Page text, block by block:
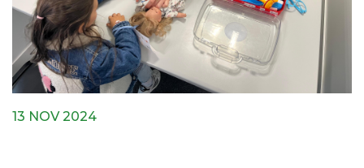
13 NOV 2024